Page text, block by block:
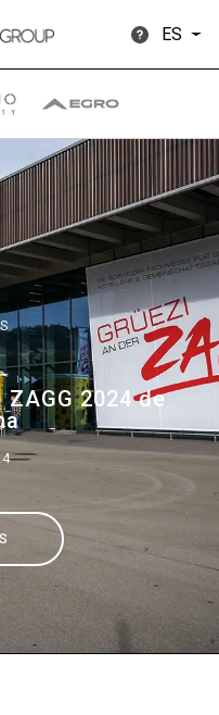
ES
2024 de
Descargar Más